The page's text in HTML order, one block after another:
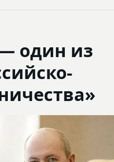
один из